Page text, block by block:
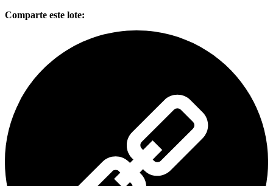
Comparte este lote: